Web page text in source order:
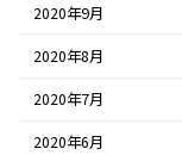
2020年9月
2020年8月
2020年7月
2020年6月